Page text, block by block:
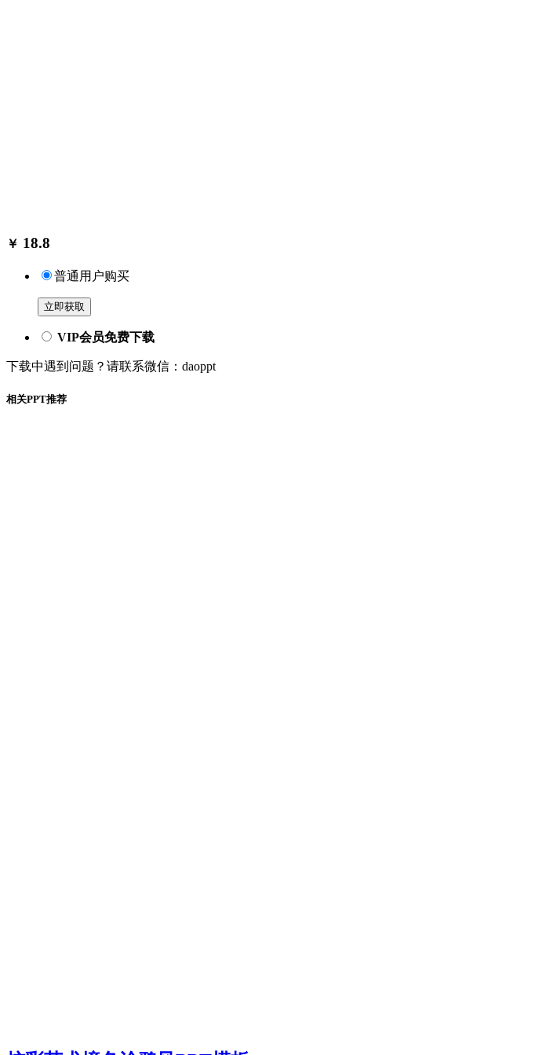
￥ 18.8
普通用户购买
立即获取
VIP会员免费下载
下载中遇到问题？请联系微信：daoppt
相关PPT推荐